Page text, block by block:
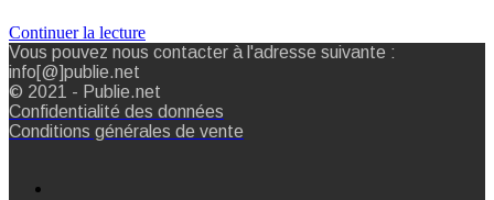
Continuer la lecture
Vous pouvez nous contacter à l'adresse suivante :
info[@]publie.net
© 2021 - Publie.net
Confidentialité des données
Conditions générales de vente